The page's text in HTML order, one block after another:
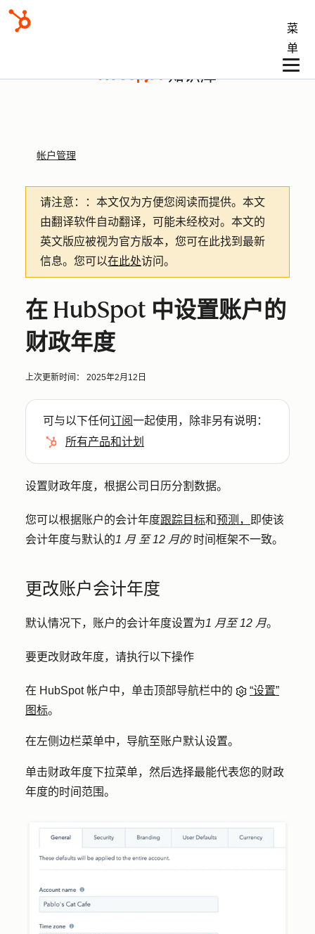
菜
单
知识库
帐户管理
请注意： ：本文仅为方便您阅读而提供。 本文
由翻译软件自动翻译，可能未经校对。本文的
英文版应被视为官方版本，您可在此找到最新
信息。您可以在此处访问。
在 HubSpot 中设置账户的
财政年度
上次更新时间： 2025年2月12日
可与以下任何订阅一起使用，除非另有说明：
所有产品和计划
设置财政年度，根据公司日历分割数据。
您可以根据账户的会计年度跟踪目标和预测，
即使该
会计年度与默认的1 月 至 12 月的时间框架不一致。
更改账户会计年度
默认情况下，账户的会计年度设置为1 月至 12 月。
要更改财政年度，请执行以下操作
在 HubSpot 帐户中，单击顶部导航栏中的
“设置”
图标。
在左侧边栏菜单中，导航至账户默认设置。
单击财政年度下拉菜单，然后选择最能代表您的财政
年度的时间范围。